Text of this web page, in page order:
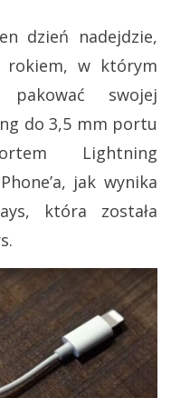
dzień nadejdzie,
w którym
swojej
do 3,5 mm portu
Lightning
jak wynika
która została